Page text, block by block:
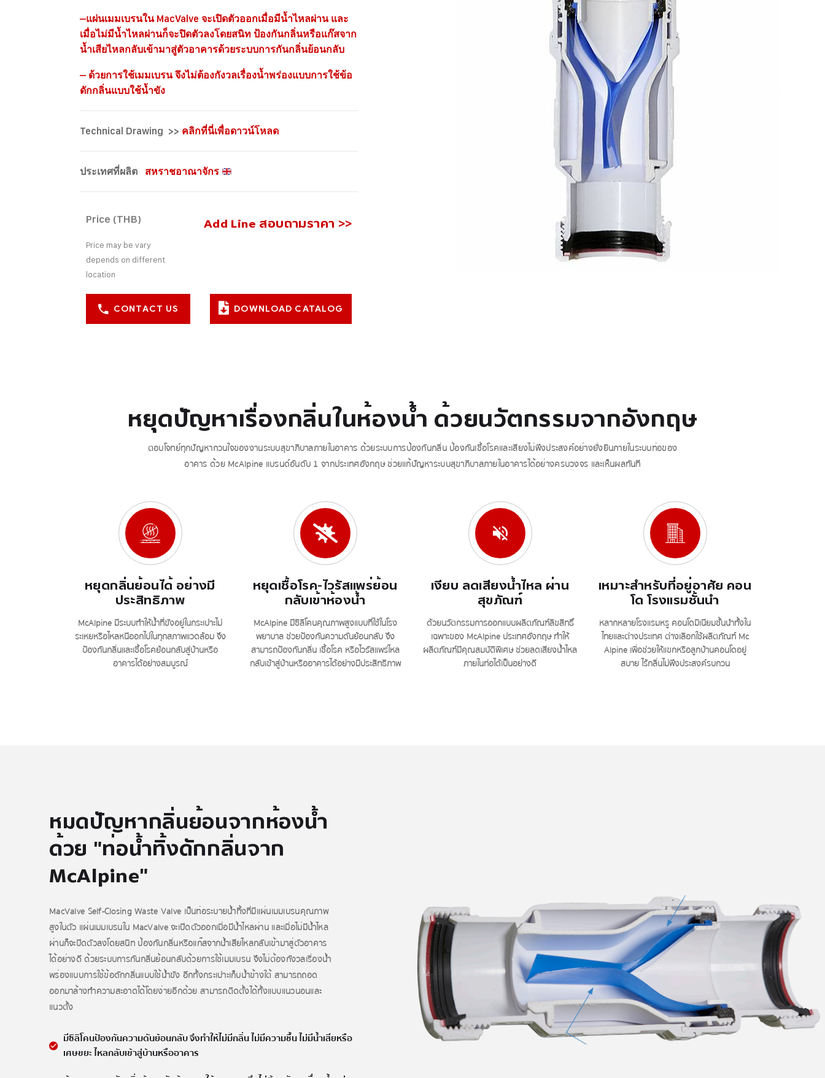
–แผ่นเมมเบรนใน MacValve จะเปิดตัวออกเมื่อมีน้ำไหลผ่าน และ
เมื่อไม่มีน้ำไหลผ่านก็จะปิดตัวลงโดยสนิท ป้องกันกลิ่นหรือแก๊สจาก
น้ำเสียไหลกลับเข้ามาสู่ตัวอาคารด้วยระบบการกันกลิ่นย้อนกลับ
– ด้วยการใช้เมมเบรน จึงไม่ต้องกังวลเรื่องน้ำพร่องแบบการใช้ข้อ
ดักกลิ่นแบบใช้น้ำขัง
Technical Drawing >> คลิกที่นี่เพื่อดาวน์โหลด
ประเทศที่ผลิต สหราชอาณาจักร
Price (THB)
Price may be vary
depends on different
location
Add Line สอบถามราคา >>
CONTACT US DOWNLOAD CATALOG
หยุดปัญหาเรื่องกลิ่นในห้องน้ำ ด้วยนวัตกรรมจากอังกฤษ
ตอบโจทย์ทุกปัญหากวนใจของงานระบบสุขาภิบาลภายในอาคาร ด้วยระบบการป้องกันกลิ่น ป้องกันเชื้อโรคและเสียงไม่พึงประสงค์อย่างยั่งยืนภายในระบบท่อของ
อาคาร ด้วย McAlpine แบรนด์อันดับ 1 จากประเทศอังกฤษ ช่วยแก้ปัญหาระบบสุขาภิบาลภายในอาคารได้อย่างครบวงจร และเห็นผลทันที
หยุดกลิ่นย้อนได้ อย่างมี
ประสิทธิภาพ
McAlpine มีระบบทำให้น้ำที่ขังอยู่ในกระเปาะไม่
ระเหยหรือไหลหนีออกไปในทุกสภาพแวดล้อม จึง
ป้องกันกลิ่นและเชื้อโรคย้อนกลับสู่บ้านหรือ
อาคารได้อย่างสมบูรณ์
หยุดเชื้อโรค-ไวรัสแพร่ย้อน
กลับเข้าห้องน้ำ
McAlpine มีซิลิโคนคุณภาพสูงแบบที่ใช้ในโรง
พยาบาล ช่วยป้องกันความดันย้อนกลับ จึง
สามารถป้องกันกลิ่น เชื้อโรค หรือไวรัสแพร่ไหล
กลับเข้าสู่บ้านหรืออาคารได้อย่างมีประสิทธิภาพ
เงียบ ลดเสียงน้ำไหล ผ่าน
สุขภัณฑ์
ด้วยนวัตกรรมการออกแบบผลิตภัณฑ์ลิขสิทธิ์
เฉพาะของ McAlpine ประเทศอังกฤษ ทำให้
ผลิตภัณฑ์มีคุณสมบัติพิเศษ ช่วยลดเสียงน้ำไหล
ภายในท่อได้เป็นอย่างดี
เหมาะสำหรับที่อยู่อาศัย คอน
โด โรงแรมชั้นนำ
หลากหลายโรงแรมหรู คอนโดมิเนียมชั้นนำทั้งใน
ไทยและต่างประเทศ ต่างเลือกใช้ผลิตภัณฑ์ Mc
Alpine เพื่อช่วยให้แขกหรือลูกบ้านคอนโดอยู่
สบาย ไร้กลิ่นไม่พึงประสงค์รบกวน
หมดปัญหากลิ่นย้อนจากห้องน้ำ
ด้วย "ท่อน้ำทิ้งดักกลิ่นจาก
McAlpine"
MacValve Self-Closing Waste Valve เป็นท่อระบายน้ำทิ้งที่มีแผ่นเมมเบรนคุณภาพ
สูงในตัว แผ่นเมมเบรนใน MacValve จะเปิดตัวออกเมื่อมีน้ำไหลผ่าน และเมื่อไม่มีน้ำไหล
ผ่านก็จะปิดตัวลงโดยสนิท ป้องกันกลิ่นหรือแก๊สจากน้ำเสียไหลกลับเข้ามาสู่ตัวอาคาร
ได้อย่างดี ด้วยระบบการกันกลิ่นย้อนกลับด้วยการใช้เมมเบรน จึงไม่ต้องกังวลเรื่องน้ำ
พร่องแบบการใช้ข้อดักกลิ่นแบบใช้น้ำขัง อีกทั้งกระเปาะเก็บน้ำข้างใต้ สามารถถอด
ออกมาล้างทำความสะอาดได้โดยง่ายอีกด้วย สามารถติดตั้งได้ทั้งแบบแนวนอนและ
แนวตั้ง
มีซิลิโคนป้องกันความดันย้อนกลับ จึงทำให้ไม่มีกลิ่น ไม่มีความชื้น ไม่มีน้ำเสียหรือ
เศษขยะ ไหลกลับเข้าสู่บ้านหรืออาคาร